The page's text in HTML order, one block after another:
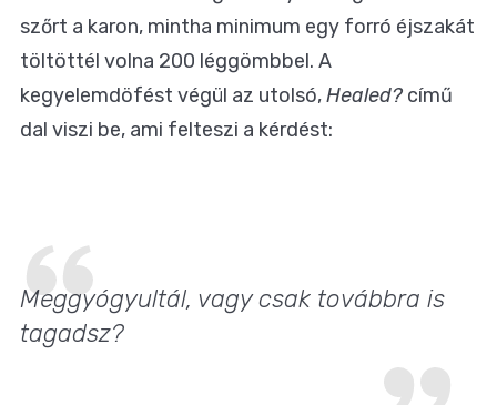
szőrt a karon, mintha minimum egy forró éjszakát
töltöttél volna 200 léggömbbel. A
kegyelemdöfést végül az utolsó,Healed? című
dal viszi be, ami felteszi a kérdést:
Meggyógyultál, vagy csak továbbra is
tagadsz?